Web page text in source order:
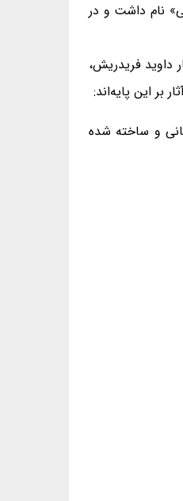
ملی» نام داشت و در
داوید فریدریش،
بر این پایه‌اند:
شده به‌دست گوستاف بلازر آلمانی و ساخته شده